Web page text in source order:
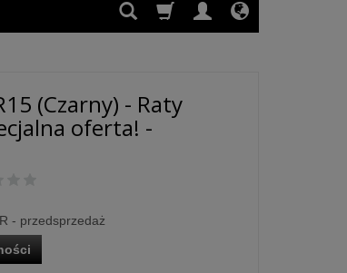
(Czarny) - Raty
oferta! -
- przedsprzedaż